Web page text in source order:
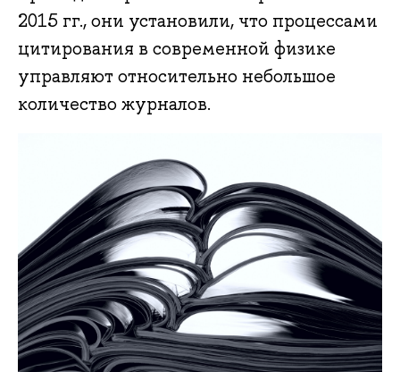
2015 гг., они установили, что процессами
цитирования в современной физике
управляют относительно небольшое
количество журналов.